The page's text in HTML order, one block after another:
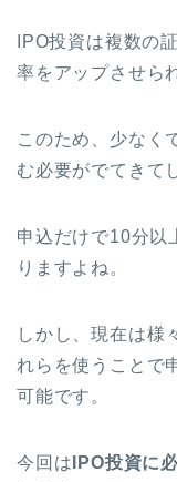
IPO投資は複数の
率をアップさせら
このため、少なく
む必要がでてきて
申込だけで10分以
りますよね。
しかし、現在は様
れらを使うことで
可能です。
今回は IPO投資に